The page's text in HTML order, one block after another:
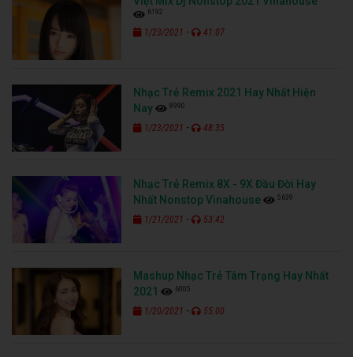
6192
1/23/2021 - 41:07
Nhạc Trẻ Remix 2021 Hay Nhất Hiện
Nay
8990
1/23/2021 - 48:35
Nhạc Trẻ Remix 8X - 9X Đầu Đời Hay
Nhất Nonstop Vinahouse
5639
1/21/2021 - 53:42
Mashup Nhạc Trẻ Tâm Trạng Hay Nhất
2021
6005
1/20/2021 - 55:00